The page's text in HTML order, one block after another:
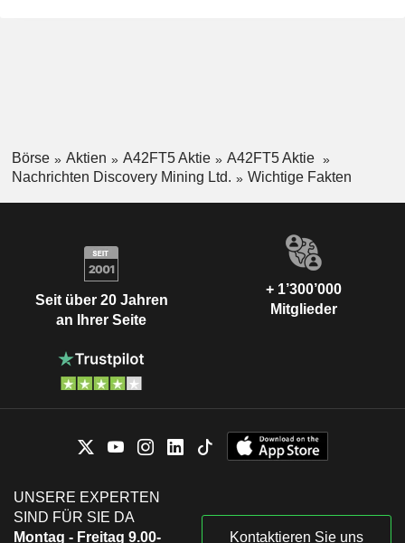
Börse Aktien A42FT5 Aktie
A42FT5 Aktie
Nachrichten Discovery Mining Ltd.
Wichtige Fakten
Seit über 20 Jahren
an Ihrer Seite
+ 1’300’000
Mitglieder
UNSERE EXPERTEN
SIND FÜR SIE DA
Montag - Freitag 9.00-
Kontaktieren Sie uns